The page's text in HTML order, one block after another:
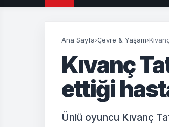
Ana Sayfa›Çevre & Yaşam›
Kıvanç
ettiği
Ünlü oyuncu Kıvanç